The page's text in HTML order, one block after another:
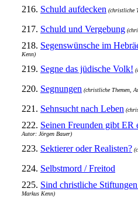
216. Schuld aufdecken (christliche
217. Schuld und Vergebung
218. Segenswünsche im
Kenn)
219. Segne das jüdische Volk!
220. Segnungen (christliche Themen,
221. Sehnsucht nach Leben
222. Seinen Freunden gibt ER
Autor: Jörgen Bauer)
223. Sektierer oder Realisten?
224. Selbstmord / Freitod
225. Sind christliche
Markus Kenn)